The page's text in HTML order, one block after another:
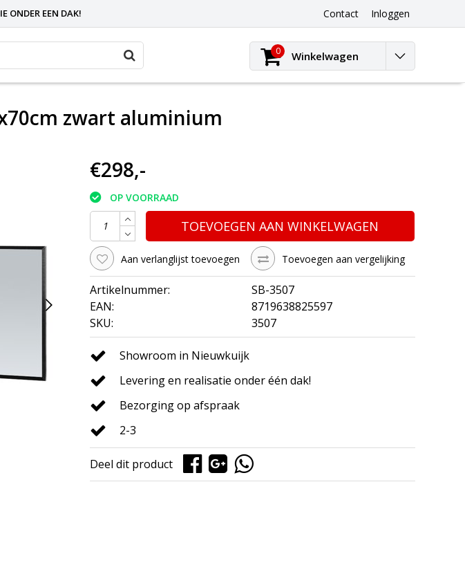
ONDER EEN DAK! Contact Inloggen
0 Winkelwagen
zwart aluminium
€298,-
OP VOORRAAD
TOEVOEGEN AAN WINKELWAGEN
Aan verlanglijst toevoegen Toevoegen aan vergelijking
Artikelnummer:
SB-3507
EAN:
8719638825597
SKU:
3507
Showroom in Nieuwkuijk
Levering en realisatie onder één dak!
Bezorging op afspraak
2-3
Deel dit product